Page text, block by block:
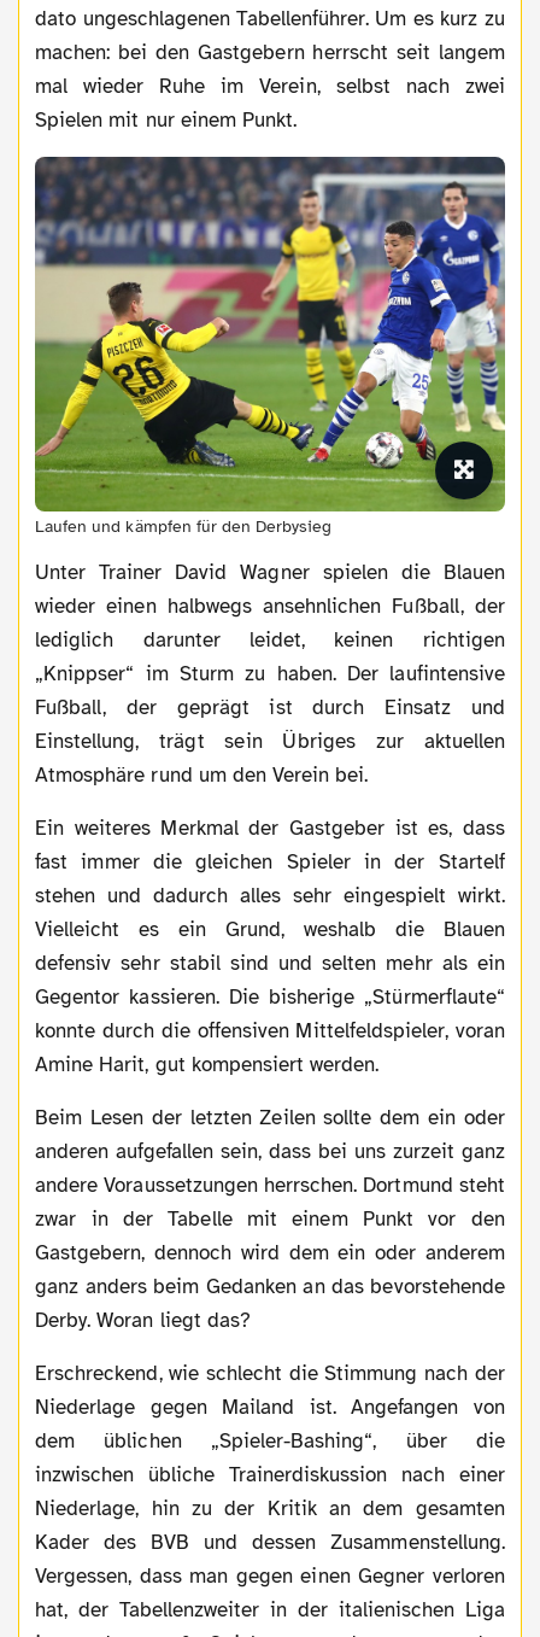
dato ungeschlagenen Tabellenführer. Um es kurz zu
machen: bei den Gastgebern herrscht seit langem
mal wieder Ruhe im Verein, selbst nach zwei
Spielen mit nur einem Punkt.
Laufen und kämpfen für den Derbysieg
Unter Trainer David Wagner spielen die Blauen
wieder einen halbwegs ansehnlichen Fußball, der
lediglich darunter leidet, keinen richtigen
„Knippser“ im Sturm zu haben. Der laufintensive
Fußball, der geprägt ist durch Einsatz und
Einstellung, trägt sein Übriges zur aktuellen
Atmosphäre rund um den Verein bei.
Ein weiteres Merkmal der Gastgeber ist es, dass
fast immer die gleichen Spieler in der Startelf
stehen und dadurch alles sehr eingespielt wirkt.
Vielleicht es ein Grund, weshalb die Blauen
defensiv sehr stabil sind und selten mehr als ein
Gegentor kassieren. Die bisherige „Stürmerflaute“
konnte durch die offensiven Mittelfeldspieler, voran
Amine Harit, gut kompensiert werden.
Beim Lesen der letzten Zeilen sollte dem ein oder
anderen aufgefallen sein, dass bei uns zurzeit ganz
andere Voraussetzungen herrschen. Dortmund steht
zwar in der Tabelle mit einem Punkt vor den
Gastgebern, dennoch wird dem ein oder anderem
ganz anders beim Gedanken an das bevorstehende
Derby. Woran liegt das?
Erschreckend, wie schlecht die Stimmung nach der
Niederlage gegen Mailand ist. Angefangen von
dem üblichen „Spieler-Bashing“, über die
inzwischen übliche Trainerdiskussion nach einer
Niederlage, hin zu der Kritik an dem gesamten
Kader des BVB und dessen Zusammenstellung.
Vergessen, dass man gegen einen Gegner verloren
hat, der Tabellenzweiter in der italienischen Liga